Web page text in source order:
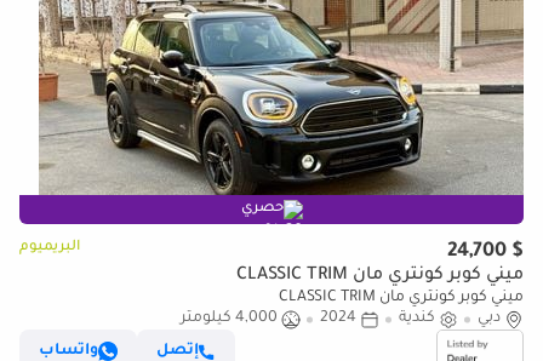
حصري
$ 24,700 البريميوم
ميني كوبر كونتري مان CLASSIC TRIM
ميني كوبر كونتري مان CLASSIC TRIM
دبي
كندية 2024
4,000 كيلومتر
إتصل
واتساب